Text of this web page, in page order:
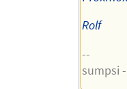
Rolf
--
sumpsi